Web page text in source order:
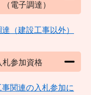
電子調達）
（建設工事以外）
札参加資格
関連の入札参加に